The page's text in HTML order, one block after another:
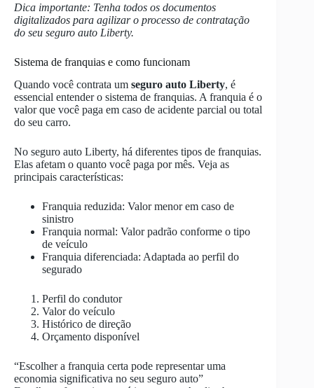
Dica importante: Tenha todos os documentos
digitalizados para agilizar o processo de contratação
do seu seguro auto Liberty.
Sistema de franquias e como funcionam
Quando você contrata um seguro auto Liberty, é
essencial entender o sistema de franquias. A franquia é o
valor que você paga em caso de acidente parcial ou total
do seu carro.
No seguro auto Liberty, há diferentes tipos de franquias.
Elas afetam o quanto você paga por mês. Veja as
principais características:
Franquia reduzida: Valor menor em caso de
sinistro
Franquia normal: Valor padrão conforme o tipo
de veículo
Franquia diferenciada: Adaptada ao perfil do
segurado
Perfil do condutor
Valor do veículo
Histórico de direção
Orçamento disponível
“Escolher a franquia certa pode representar uma
economia significativa no seu seguro auto”